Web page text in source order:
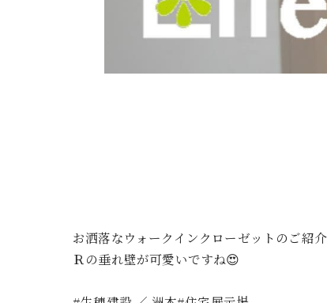
お洒落なウォークインクローゼットのご紹
Ｒの垂れ壁が可愛いですね😍